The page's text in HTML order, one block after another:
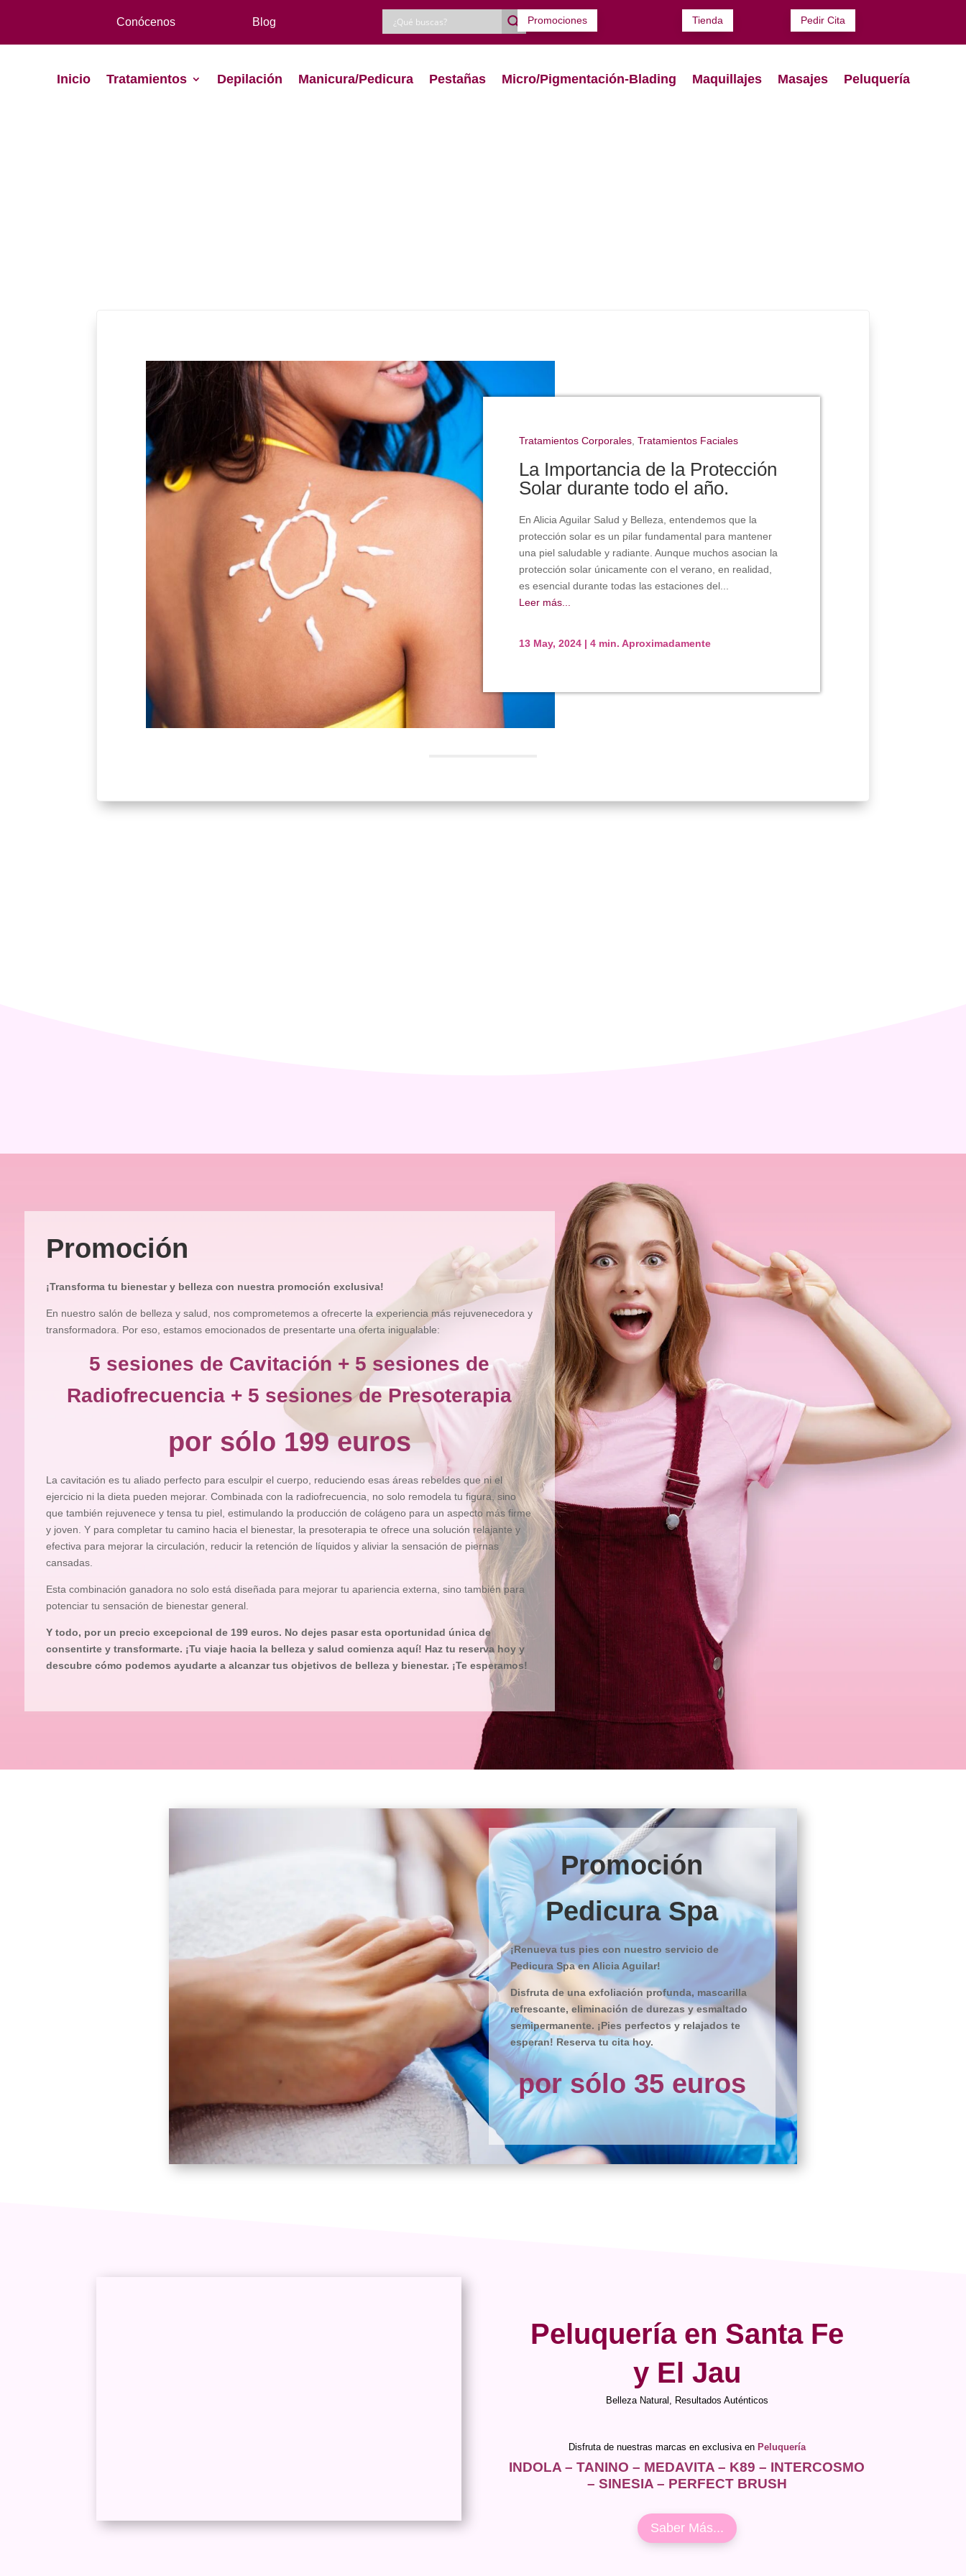
Conócenos Blog Promociones Tienda Pedir Cita
Inicio Tratamientos Depilación Manicura/Pedicura Pestañas Micro/Pigmentación-Blading Maquillajes Masajes Peluquería
Tratamientos Corporales Tratamientos Faciales
La Importancia de la Protección
Solar durante todo el año.
En Alicia Aguilar Salud y Belleza, entendemos que la
protección solar es un pilar fundamental para mantener
una piel saludable y radiante. Aunque muchos asocian la
protección solar únicamente con el verano, en realidad,
es esencial durante todas las estaciones del...
Leer más...
13 May, 2024 | 4 min. Aproximadamente
Promoción
¡Transforma tu bienestar y belleza con nuestra promoción exclusiva!
En nuestro salón de belleza y salud, nos comprometemos a ofrecerte la experiencia más rejuvenecedora y
transformadora. Por eso, estamos emocionados de presentarte una oferta inigualable:
5 sesiones de Cavitación + 5 sesiones de
Radiofrecuencia + 5 sesiones de Presoterapia
por sólo 199 euros
La cavitación es tu aliado perfecto para esculpir el cuerpo, reduciendo esas áreas rebeldes que ni el
ejercicio ni la dieta pueden mejorar. Combinada con la radiofrecuencia, no solo remodela tu figura, sino
que también rejuvenece y tensa tu piel, estimulando la producción de colágeno para un aspecto más firme
y joven. Y para completar tu camino hacia el bienestar, la presoterapia te ofrece una solución relajante y
efectiva para mejorar la circulación, reducir la retención de líquidos y aliviar la sensación de piernas
cansadas.
Esta combinación ganadora no solo está diseñada para mejorar tu apariencia externa, sino también para
potenciar tu sensación de bienestar general.
Y todo, por un precio excepcional de 199 euros. No dejes pasar esta oportunidad única de
consentirte y transformarte. ¡Tu viaje hacia la belleza y salud comienza aquí! Haz tu reserva hoy y
descubre cómo podemos ayudarte a alcanzar tus objetivos de belleza y bienestar. ¡Te esperamos!
Promoción
Pedicura Spa
¡Renueva tus pies con nuestro servicio de
Pedicura Spa en Alicia Aguilar!
Disfruta de una exfoliación profunda, mascarilla
refrescante, eliminación de durezas y esmaltado
semipermanente. ¡Pies perfectos y relajados te
esperan! Reserva tu cita hoy.
por sólo 35 euros
Peluquería en Santa Fe
y El Jau
Belleza Natural, Resultados Auténticos
Disfruta de nuestras marcas en exclusiva en Peluquería
INDOLA – TANINO – MEDAVITA – K89 – INTERCOSMO
– SINESIA – PERFECT BRUSH
Saber Más...